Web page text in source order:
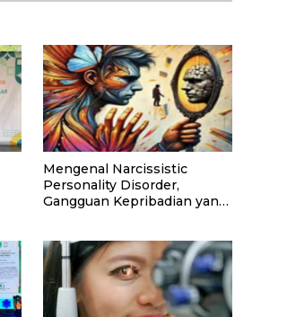
Mengenal Narcissistic
Personality Disorder,
Gangguan Kepribadian yang